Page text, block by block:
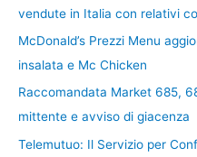
vendute in Italia con relativi
McDonald’s Prezzi Menu
insalata e Mc Chicken
Raccomandata Market 685,
mittente e avviso di giacenza
Telemutuo: Il Servizio per